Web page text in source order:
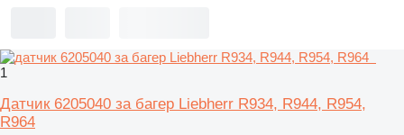
1
Датчик 6205040 за багер Liebherr R934, R944, R954,
R964